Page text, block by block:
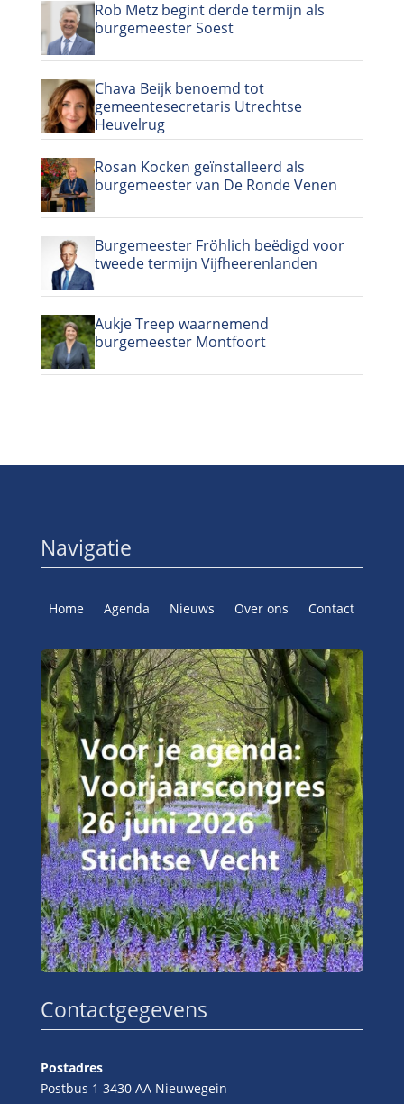
Rob Metz begint derde termijn als
burgemeester Soest
Chava Beijk benoemd tot
gemeentesecretaris Utrechtse
Heuvelrug
Rosan Kocken geïnstalleerd als
burgemeester van De Ronde Venen
Burgemeester Fröhlich beëdigd voor
tweede termijn Vijfheerenlanden
Aukje Treep waarnemend
burgemeester Montfoort
Navigatie
Home Agenda Nieuws Over ons Contact
Contactgegevens
Postadres
Postbus 1 3430 AA Nieuwegein